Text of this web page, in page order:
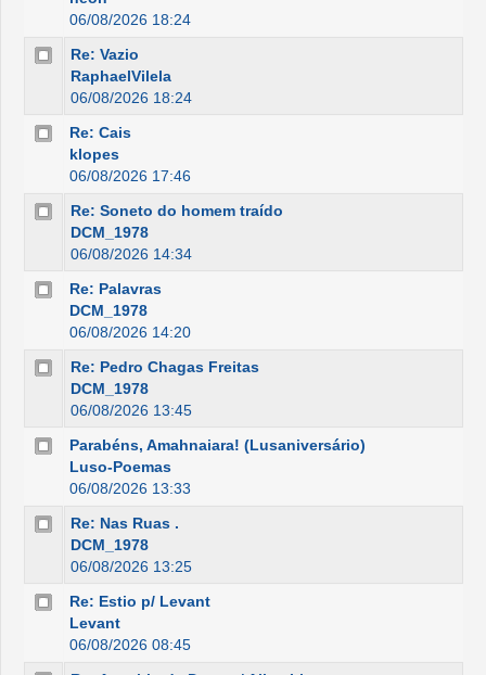
06/08/2026 18:24
Re: Vazio
RaphaelVilela
06/08/2026 18:24
Re: Cais
klopes
06/08/2026 17:46
Re: Soneto do homem traído
DCM_1978
06/08/2026 14:34
Re: Palavras
DCM_1978
06/08/2026 14:20
Re: Pedro Chagas Freitas
DCM_1978
06/08/2026 13:45
Parabéns, Amahnaiara! (Lusaniversário)
Luso-Poemas
06/08/2026 13:33
Re: Nas Ruas .
DCM_1978
06/08/2026 13:25
Re: Estio p/ Levant
Levant
06/08/2026 08:45